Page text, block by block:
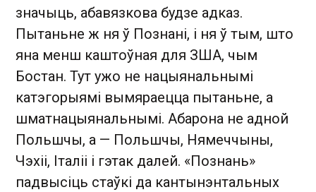
значыць, абавязкова будзе адказ.
Пытаньне ж ня ў Познані, і ня ў тым, што
яна менш каштоўная для ЗША, чым
Бостан. Тут ужо не нацыянальнымі
катэгорыямі вымяраецца пытаньне, а
шматнацыянальнымі. Абарона не адной
Польшчы, а — Польшчы, Нямеччыны,
Чэхіі, Італіі і гэтак далей. «Познань»
падвысіць стаўкі да кантынэнтальных